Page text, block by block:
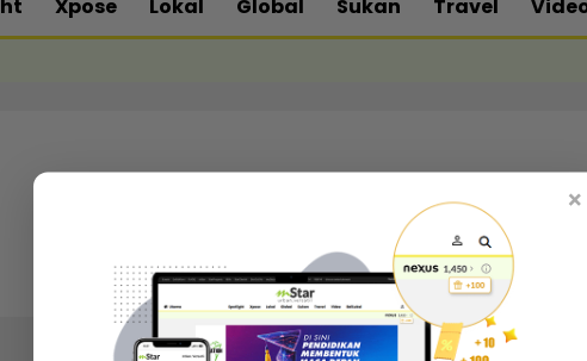
Xpose Lokal Global Sukan Travel
Follow media sosial kami
×